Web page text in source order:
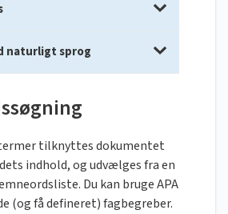
naturligt sprog
tilknyttes dokumentet
indhold, og udvælges fra en
Du kan bruge APA
(og få defineret) fagbegreber.